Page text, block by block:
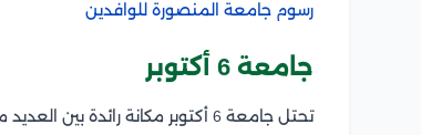
رسوم جامعة المنصورة للوافدين
جامعة 6 أكتوبر
تحتل جامعة 6 أكتوبر مكانة رائدة